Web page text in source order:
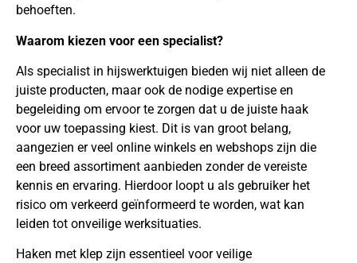
behoeften.
Waarom kiezen voor een specialist?
Als specialist in hijswerktuigen bieden wij niet alleen de
juiste producten, maar ook de nodige expertise en
begeleiding om ervoor te zorgen dat u de juiste haak
voor uw toepassing kiest. Dit is van groot belang,
aangezien er veel online winkels en webshops zijn die
een breed assortiment aanbieden zonder de vereiste
kennis en ervaring. Hierdoor loopt u als gebruiker het
risico om verkeerd geïnformeerd te worden, wat kan
leiden tot onveilige werksituaties.
Haken met klep zijn essentieel voor veilige